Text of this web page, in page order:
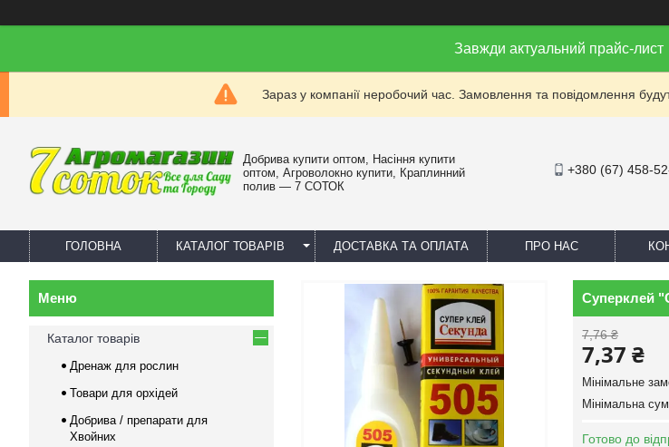
Завжди актуальний прайс-лист
Зараз у компанії неробочий час. Замовлення та повідомлення
Добрива купити оптом, Насіння купити
оптом, Агроволокно купити, Краплинний
полив — 7 СОТОК
+380 (67) 458-
ГОЛОВНА КАТАЛОГ ТОВАРІВ ДОСТАВКА ТА ОПЛАТА ПРО НАС
Суперклей
7,76 ₴
7,37 ₴
Мінімальне
Мінімальна
Готово до
Каталог товарів
Дренаж для рослин
Товари для орхідей
Добрива / препарати для
Хвойних